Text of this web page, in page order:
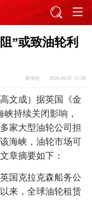
”或致油轮利
新华社 2026-06-07 15:38
文成）据英国《金
持续关闭影响，
家大型油轮公司担
海峡，油轮市场可
章摘要如下：
国克拉克森船务公
来，全球油轮租赁